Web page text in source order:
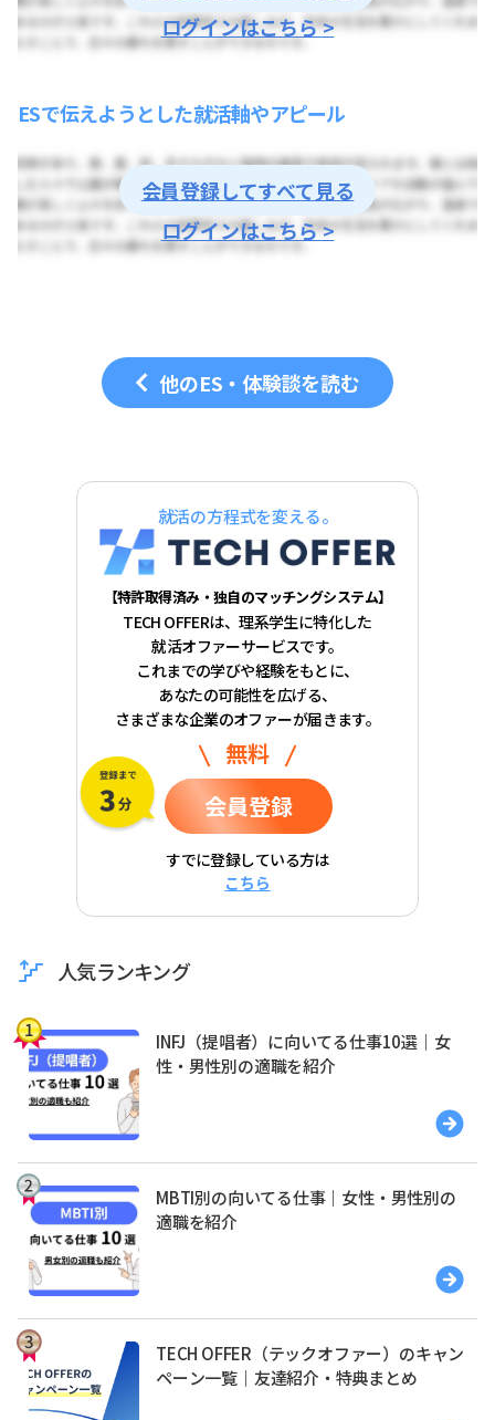
ログインはこちら >
ESで伝えようとした就活軸やアピール
会員登録してすべて見る
ログインはこちら >
他のES・体験談を読む
就活の方程式を変える。
【特許取得済み・独自のマッチングシステム】
TECH OFFERは、理系学生に特化した
就活オファーサービスです。
これまでの学びや経験をもとに、
あなたの可能性を広げる、
さまざまな企業のオファーが届きます。
無料
会員登録
すでに登録している方は
こちら
人気ランキング
INFJ（提唱者）に向いてる仕事10選｜女
性・男性別の適職を紹介
MBTI別の向いてる仕事｜女性・男性別の
適職を紹介
TECH OFFER（テックオファー）のキャン
ペーン一覧｜友達紹介・特典まとめ